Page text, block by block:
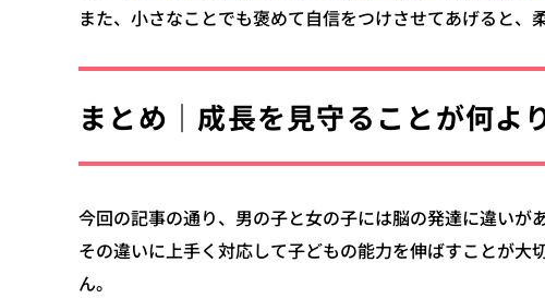
また、小さなことでも褒めて自信をつけさせてあげると、
まとめ｜成長を見守ることが何よ
今回の記事の通り、男の子と女の子には脳の発達に違いが
その違いに上手く対応して子どもの能力を伸ばすことが
ん。